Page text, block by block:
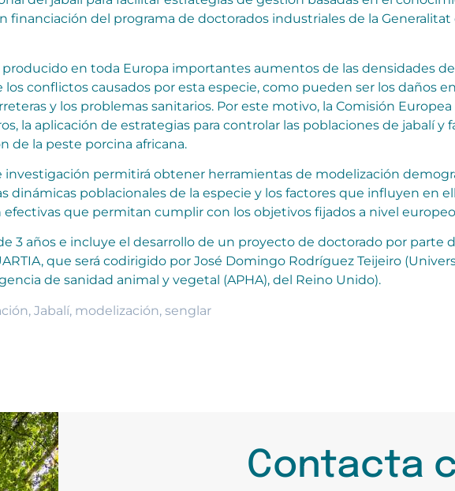
financiación del programa de doctorados industriales de la Generalitat
en toda Europa importantes aumentos de las densidades
conflictos causados por esta especie, como pueden ser los daños
y los problemas sanitarios. Por este motivo, la Comisión Europea
la aplicación de estrategias para controlar las poblaciones de jabalí y
de la peste porcina africana.
permitirá obtener herramientas de modelización
dinámicas poblacionales de la especie y los factores que influyen en
que permitan cumplir con los objetivos fijados a nivel
3 años e incluye el desarrollo de un proyecto de doctorado por parte
que será codirigido por José Domingo Rodríguez Teijeiro
de sanidad animal y vegetal (APHA), del Reino Unido).
, Jabalí, modelización, senglar
Contacta